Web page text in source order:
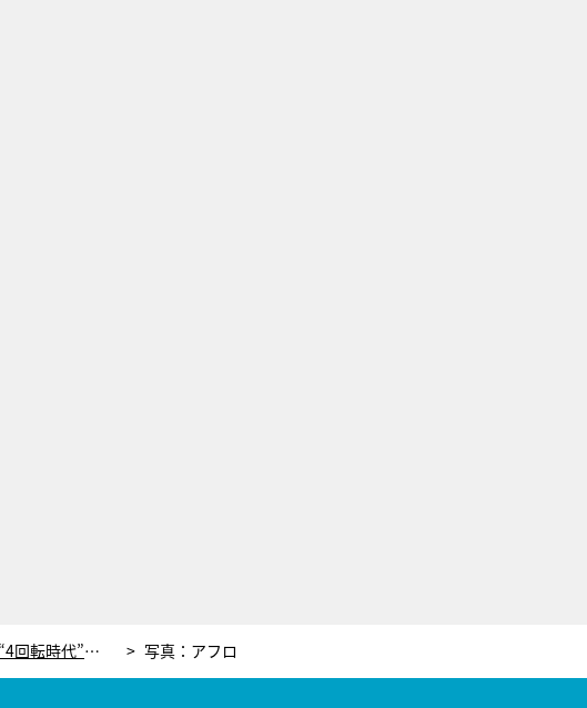
荒川静香氏が、フィギュア女子“4回転時代”に思うこと。現役時代は「想像つかなかった」 写真：アフロ